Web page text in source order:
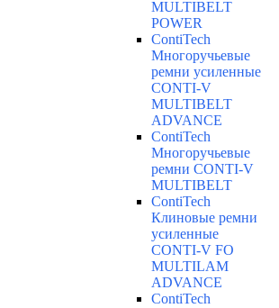
MULTIBELT
POWER
ContiTech
Многоручьевые
ремни усиленные
CONTI-V
MULTIBELT
ADVANCE
ContiTech
Многоручьевые
ремни CONTI-V
MULTIBELT
ContiTech
Клиновые ремни
усиленные
CONTI-V FO
MULTILAM
ADVANCE
ContiTech